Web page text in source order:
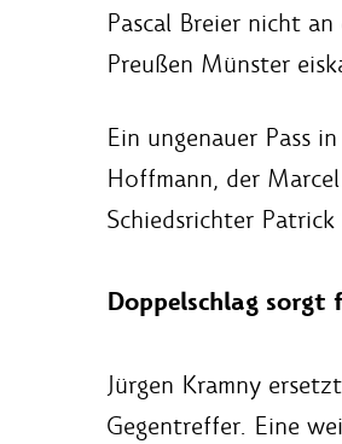
Pascal Breier nicht
Preußen Münster
Ein ungenauer Pass
Hoffmann, der
Schiedsrichter
Doppelschlag sorgt
Jürgen Kramny
Gegentreffer. Eine